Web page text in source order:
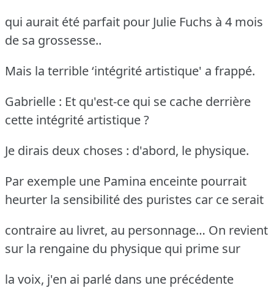
qui aurait été parfait pour Julie Fuchs à 4 mois
de sa grossesse..
Mais la terrible ‘intégrité artistique' a frappé.
Gabrielle : Et qu'est-ce qui se cache derrière
cette intégrité artistique ?
Je dirais deux choses : d'abord, le physique.
Par exemple une Pamina enceinte pourrait
heurter la sensibilité des puristes car ce serait
contraire au livret, au personnage… On revient
sur la rengaine du physique qui prime sur
la voix, j'en ai parlé dans une précédente